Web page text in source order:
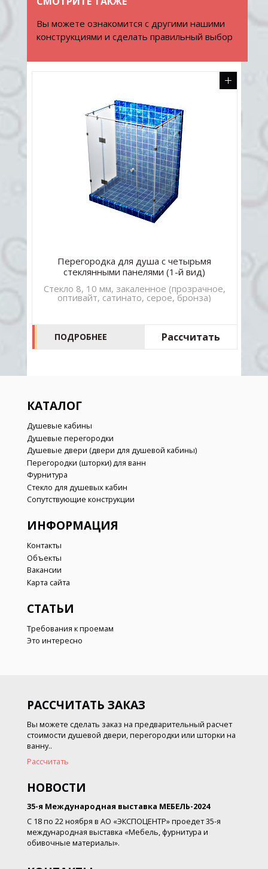
Вы можете ознакомится с другими нашими
конструкциями и сделать правильный выбор
Перегородка для душа с четырьмя
стеклянными панелями (1-й вид)
Стекло 8, 10 мм, закаленное (прозрачное,
оптивайт, сатинато, серое, бронза)
ПОДРОБНЕЕ Рассчитать
КАТАЛОГ
Душевые кабины
Душевые перегородки
Душевые двери (двери для душевой кабины)
Перегородки (шторки) для ванн
Фурнитура
Стекло для душевых кабин
Сопутствующие конструкции
ИНФОРМАЦИЯ
Контакты
Объекты
Вакансии
Карта сайта
СТАТЬИ
Требования к проемам
Это интересно
РАССЧИТАТЬ ЗАКАЗ
Вы можете сделать заказ на предварительный расчет
стоимости душевой двери, перегородки или шторки на
ванну..
Рассчитать
НОВОСТИ
35-я Международная выставка МЕБЕЛЬ-2024
С 18 по 22 ноября в АО «ЭКСПОЦЕНТР» проедет 35-я
международная выставка «Мебель, фурнитура и
обивочные материалы».